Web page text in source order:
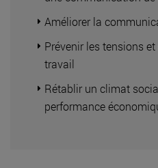
Améliorer la
Prévenir les tensions
travail
Rétablir un climat
performance